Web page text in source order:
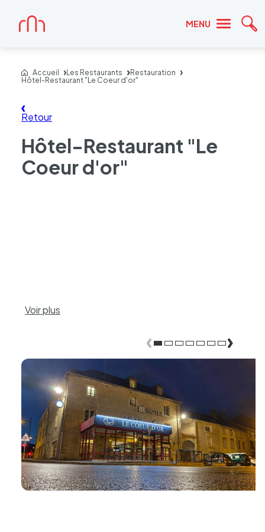
MENU
Accueil
Accueil Les Restaurants
Restauration
Hôtel-Restaurant "Le Coeur d'or"
Retour
Hôtel-Restaurant "Le
Coeur d'or"
Voir plus